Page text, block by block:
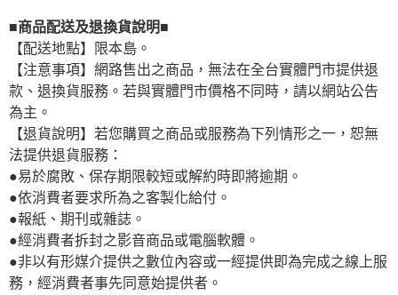
■商品配送及退換貨說明■
【配送地點】限本島。
【注意事項】網路售出之商品，無法在全台實體門市提供退
款、退換貨服務。若與實體門市價格不同時，請以網站公告
為主。
【退貨說明】若您購買之商品或服務為下列情形之一，恕無
法提供退貨服務：
●易於腐敗、保存期限較短或解約時即將逾期。
●依消費者要求所為之客製化給付。
●報紙、期刊或雜誌。
●經消費者拆封之影音商品或電腦軟體。
●非以有形媒介提供之數位內容或一經提供即為完成之線上服
務，經消費者事先同意始提供者。